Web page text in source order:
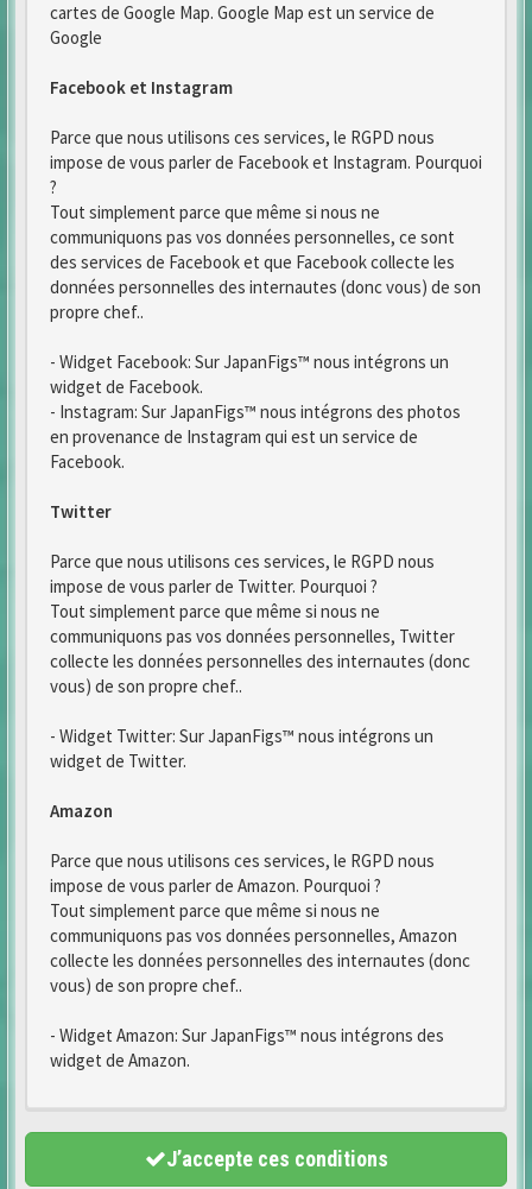
cartes de Google Map. Google Map est un service de
Google
Facebook et Instagram
Parce que nous utilisons ces services, le RGPD nous
impose de vous parler de Facebook et Instagram. Pourquoi
?
Tout simplement parce que même si nous ne
communiquons pas vos données personnelles, ce sont
des services de Facebook et que Facebook collecte les
données personnelles des internautes (donc vous) de son
propre chef..
- Widget Facebook: Sur JapanFigs™ nous intégrons un
widget de Facebook.
- Instagram: Sur JapanFigs™ nous intégrons des photos
en provenance de Instagram qui est un service de
Facebook.
Twitter
Parce que nous utilisons ces services, le RGPD nous
impose de vous parler de Twitter. Pourquoi ?
Tout simplement parce que même si nous ne
communiquons pas vos données personnelles, Twitter
collecte les données personnelles des internautes (donc
vous) de son propre chef..
- Widget Twitter: Sur JapanFigs™ nous intégrons un
widget de Twitter.
Amazon
Parce que nous utilisons ces services, le RGPD nous
impose de vous parler de Amazon. Pourquoi ?
Tout simplement parce que même si nous ne
communiquons pas vos données personnelles, Amazon
collecte les données personnelles des internautes (donc
vous) de son propre chef..
- Widget Amazon: Sur JapanFigs™ nous intégrons des
widget de Amazon.
J’accepte ces conditions